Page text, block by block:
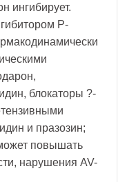
ингибирует.
P-
блокаторы ?-
и празозин;
повышать
нарушения AV-